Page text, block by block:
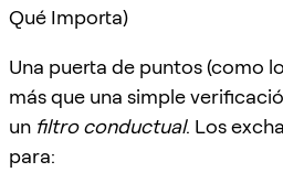
Qué Importa)
Una puerta de puntos (como
más que una simple
un filtro conductual. Los
para: